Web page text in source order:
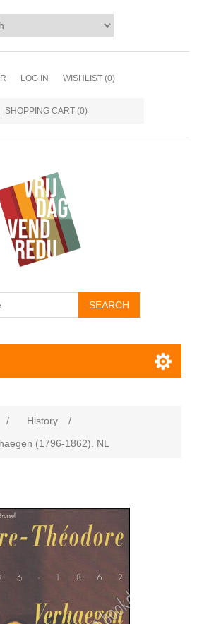
LOG IN WISHLIST (0)
SHOPPING CART (0)
/ History
/
(1796-1862). NL